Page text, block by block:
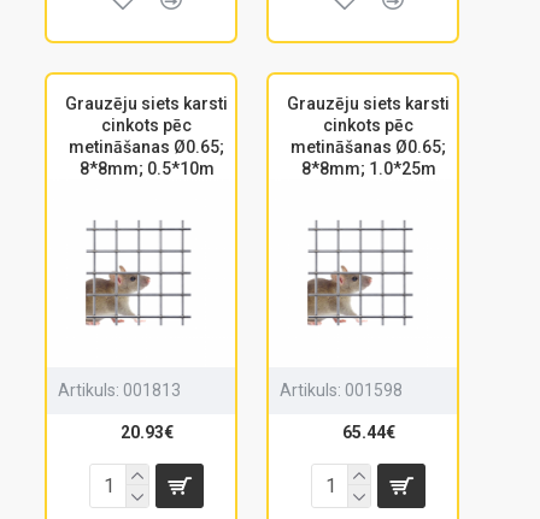
Grauzēju siets karsti
cinkots pēc
metināšanas Ø0.65;
8*8mm; 0.5*10m
Artikuls: 001813
20.93€
Grauzēju siets karsti
cinkots pēc
metināšanas Ø0.65;
8*8mm; 1.0*25m
Artikuls: 001598
65.44€